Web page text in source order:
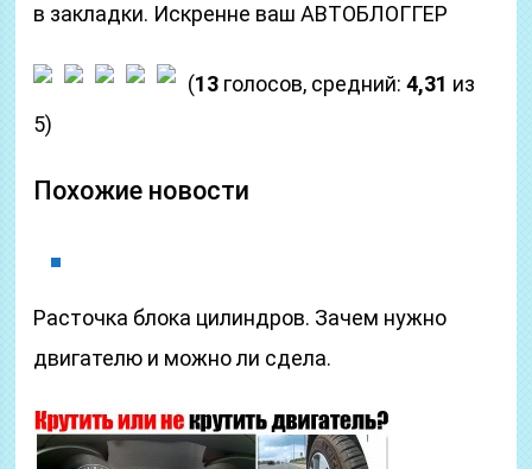
в закладки. Искренне ваш АВТОБЛОГГЕР
(13 голосов, средний:4,31 из
5)
Похожие новости
Расточка блока цилиндров. Зачем нужно
двигателю и можно ли сдела.